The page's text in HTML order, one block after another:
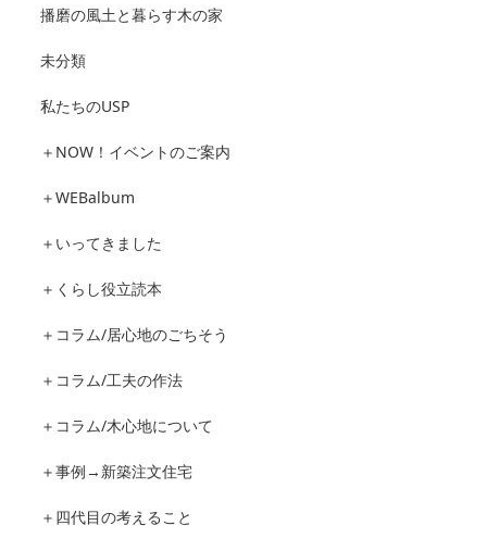
播磨の風土と暮らす木の家
未分類
私たちのUSP
＋NOW！イベントのご案内
＋WEBalbum
＋いってきました
＋くらし役立読本
＋コラム/居心地のごちそう
＋コラム/工夫の作法
＋コラム/木心地について
＋事例→新築注文住宅
＋四代目の考えること